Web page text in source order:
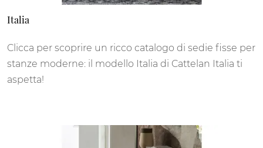
Italia
Clicca per scoprire un ricco catalogo di sedie fisse per
stanze moderne: il modello Italia di Cattelan Italia ti
aspetta!